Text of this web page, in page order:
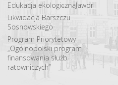
Edukacja ekologicznaJawor
Likwidacja Barszczu
Sosnowskiego
Program Priorytetowy –
„Ogólnopolski program
finansowania służb
ratowniczych”